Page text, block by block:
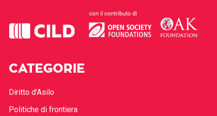
CATEGORIE
Diritto d’Asilo
Politiche di frontiera